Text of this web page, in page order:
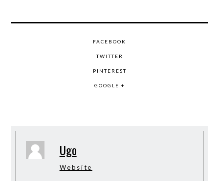
FACEBOOK
TWITTER
PINTEREST
GOOGLE +
Ugo
Website